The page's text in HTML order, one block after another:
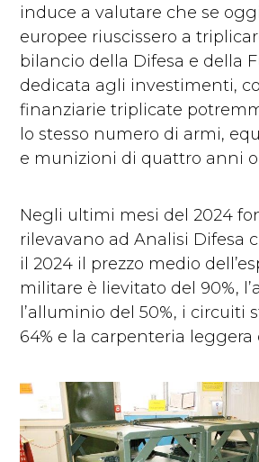
induce a valutare che se
europee riuscissero a
bilancio della Difesa e della
dedicata agli investimenti,
finanziarie triplicate
lo stesso numero di armi,
e munizioni di quattro anni
Negli ultimi mesi del 2024
rilevavano ad Analisi Difesa
il 2024 il prezzo medio
militare è lievitato del 90%,
l’alluminio del 50%, i circuiti
64% e la carpenteria leggera